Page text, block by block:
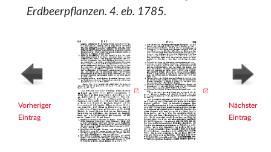
Erdbeerpflanzen. 4. eb. 1785.
Vorheriger
Eintrag
Nächster
Eintrag